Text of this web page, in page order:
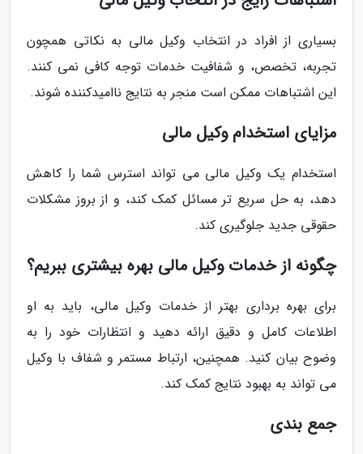
بسیاری از افراد در انتخاب وکیل مالی به نکاتی همچون
تجربه، تخصص، و شفافیت خدمات توجه کافی نمی کنند.
این اشتباهات ممکن است منجر به نتایج ناامیدکننده شوند.
مزایای استخدام وکیل مالی
استخدام یک وکیل مالی می تواند استرس شما را کاهش
دهد، به حل سریع تر مسائل کمک کند، و از بروز مشکلات
حقوقی جدید جلوگیری کند.
چگونه از خدمات وکیل مالی بهره بیشتری ببریم؟
برای بهره برداری بهتر از خدمات وکیل مالی، باید به او
اطلاعات کامل و دقیق ارائه دهید و انتظارات خود را به
وضوح بیان کنید. همچنین، ارتباط مستمر و شفاف با وکیل
می تواند به بهبود نتایج کمک کند.
جمع بندی